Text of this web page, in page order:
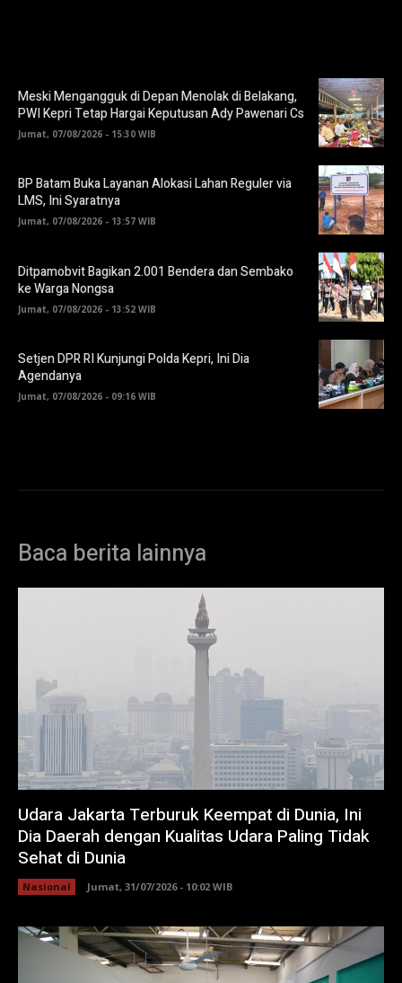
Meski Mengangguk di Depan Menolak di Belakang,
PWI Kepri Tetap Hargai Keputusan Ady Pawenari Cs
Jumat, 07/08/2026 - 15:30 WIB
BP Batam Buka Layanan Alokasi Lahan Reguler via
LMS, Ini Syaratnya
Jumat, 07/08/2026 - 13:57 WIB
Ditpamobvit Bagikan 2.001 Bendera dan Sembako
ke Warga Nongsa
Jumat, 07/08/2026 - 13:52 WIB
Setjen DPR RI Kunjungi Polda Kepri, Ini Dia
Agendanya
Jumat, 07/08/2026 - 09:16 WIB
Baca berita lainnya
Udara Jakarta Terburuk Keempat di Dunia, Ini
Dia Daerah dengan Kualitas Udara Paling Tidak
Sehat di Dunia
Nasional Jumat, 31/07/2026 - 10:02 WIB